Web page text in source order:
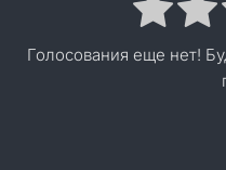
Голосования еще нет!